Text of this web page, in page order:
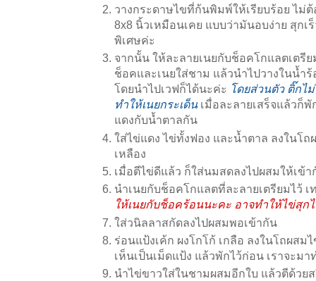
วางกระดาษไขที่ก้นพิมพ์ให้เรียบร้อย ไม่
8x8 นิ้วเหมือนเคย แบบว่ามันอบง่าย สุก
พิเศษค่ะ
จากนั้น ให้ละลายเนยกับช็อคโกแลตเตรี
ช็อคและเนยใส่ชาม แล้วนำไปวางในน้ำ
โดยนำไปเวฟก็ได้นะค่ะ โดยส่วนตัว ติ๊กไ
ทำให้เนยกระเด็น เมื่อละลายเสร็จแล้วก็
แดงกับน้ำตาลกัน
ใส่ไข่แดง ไข่ทั้งฟอง และน้ำตาล ลงในโ
เหลือง
เมื่อตีไข่ดีแล้ว ก็ใส่นมสดลงไปผสมให้เข้า
นำเนยกับช็อคโกแลตที่ละลายเตรียมไว้
ให้เนยกับช็อคร้อนนะคะ อาจทำให้ไข่สุก
ใส่วนิลลาสกัดลงไปผสมพอเข้ากัน
ร่อนแป้งเค้ก ผงโกโก้ เกลือ ลงในโถผส
เห็นเป็นเม็ดแป้ง แล้วพักไว้ก่อน เราจะม
นำไข่ขาวใส่ในชามผสมอีกใบ แล้วตีด้วย